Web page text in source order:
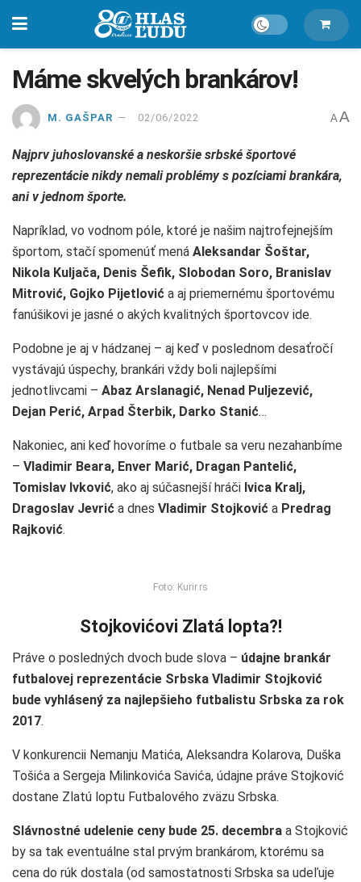
Máme skvelých brankárov!
M. GAŠPAR 02/06/2022 A A
Najprv juhoslovanské a neskoršie srbské športové
reprezentácie nikdy nemali problémy s pozíciami brankára,
ani v jednom športe.
Napríklad, vo vodnom póle, ktoré je našim najtrofejnejším
športom, stačí spomenúť mená Aleksandar Šoštar,
Nikola Kuljača, Denis Šefik, Slobodan Soro, Branislav
Mitrović, Gojko Pijetlović a aj priemernému športovému
fanúšikovi je jasné o akých kvalitných športovcov ide.
Podobne je aj v hádzanej – aj keď v poslednom desaťročí
vystávajú úspechy, brankári vždy boli najlepšími
jednotlivcami – Abaz Arslanagić, Nenad Puljezević,
Dejan Perić, Arpad Šterbik, Darko Stanić…
Nakoniec, ani keď hovoríme o futbale sa veru nezahanbíme
– Vladimir Beara, Enver Marić, Dragan Pantelić,
Tomislav Ivković, ako aj súčasnejší hráči Ivica Kralj,
Dragoslav Jevrić a dnes Vladimir Stojković a Predrag
Rajković.
Foto: Kurir.rs
Stojkovićovi Zlatá lopta?!
Práve o posledných dvoch bude slova – údajne brankár
futbalovej reprezentácie Srbska Vladimir Stojković
bude vyhlásený za najlepšieho futbalistu Srbska za rok
2017.
V konkurencii Nemanju Matića, Aleksandra Kolarova, Duška
Tošića a Sergeja Milinkovića Savića, údajne práve Stojković
dostane Zlatú loptu Futbalového zväzu Srbska.
Slávnostné udelenie ceny bude 25. decembra a Stojković
by sa tak eventuálne stal prvým brankárom, ktorému sa
cena do rúk dostala (od samostatnosti Srbska sa udeľuje